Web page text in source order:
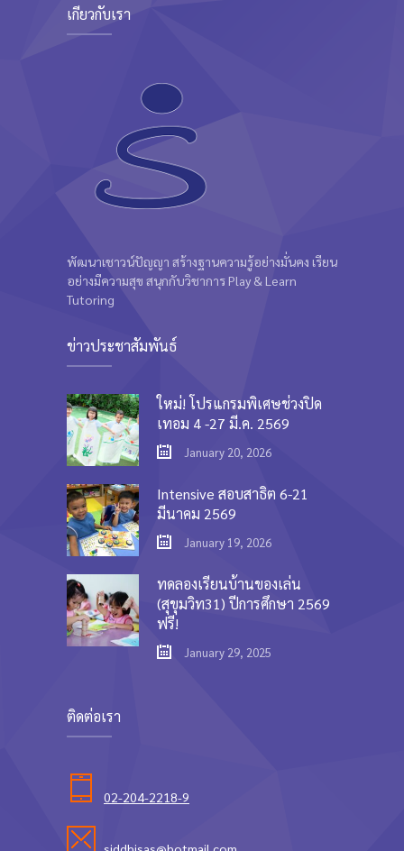
เกี่ยวกับเรา
พัฒนาเชาวน์ปัญญา สร้างฐานความรู้อย่างมั่นคง เรียน
อย่างมีความสุข สนุกกับวิชาการ Play & Learn
Tutoring
ข่าวประชาสัมพันธ์
ใหม่! โปรแกรมพิเศษช่วงปิด
เทอม 4 -27 มี.ค. 2569
January 20, 2026
Intensive สอบสาธิต 6-21
มีนาคม 2569
January 19, 2026
ทดลองเรียนบ้านของเล่น
(สุขุมวิท31) ปีการศึกษา 2569
ฟรี!
January 29, 2025
ติดต่อเรา
02-204-2218-9